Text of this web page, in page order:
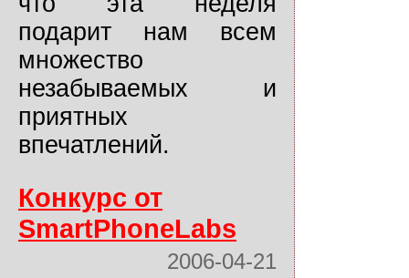
подарит нам всем
множество
незабываемых и
приятных
впечатлений.
Конкурс от
SmartPhoneLabs
2006-04-21